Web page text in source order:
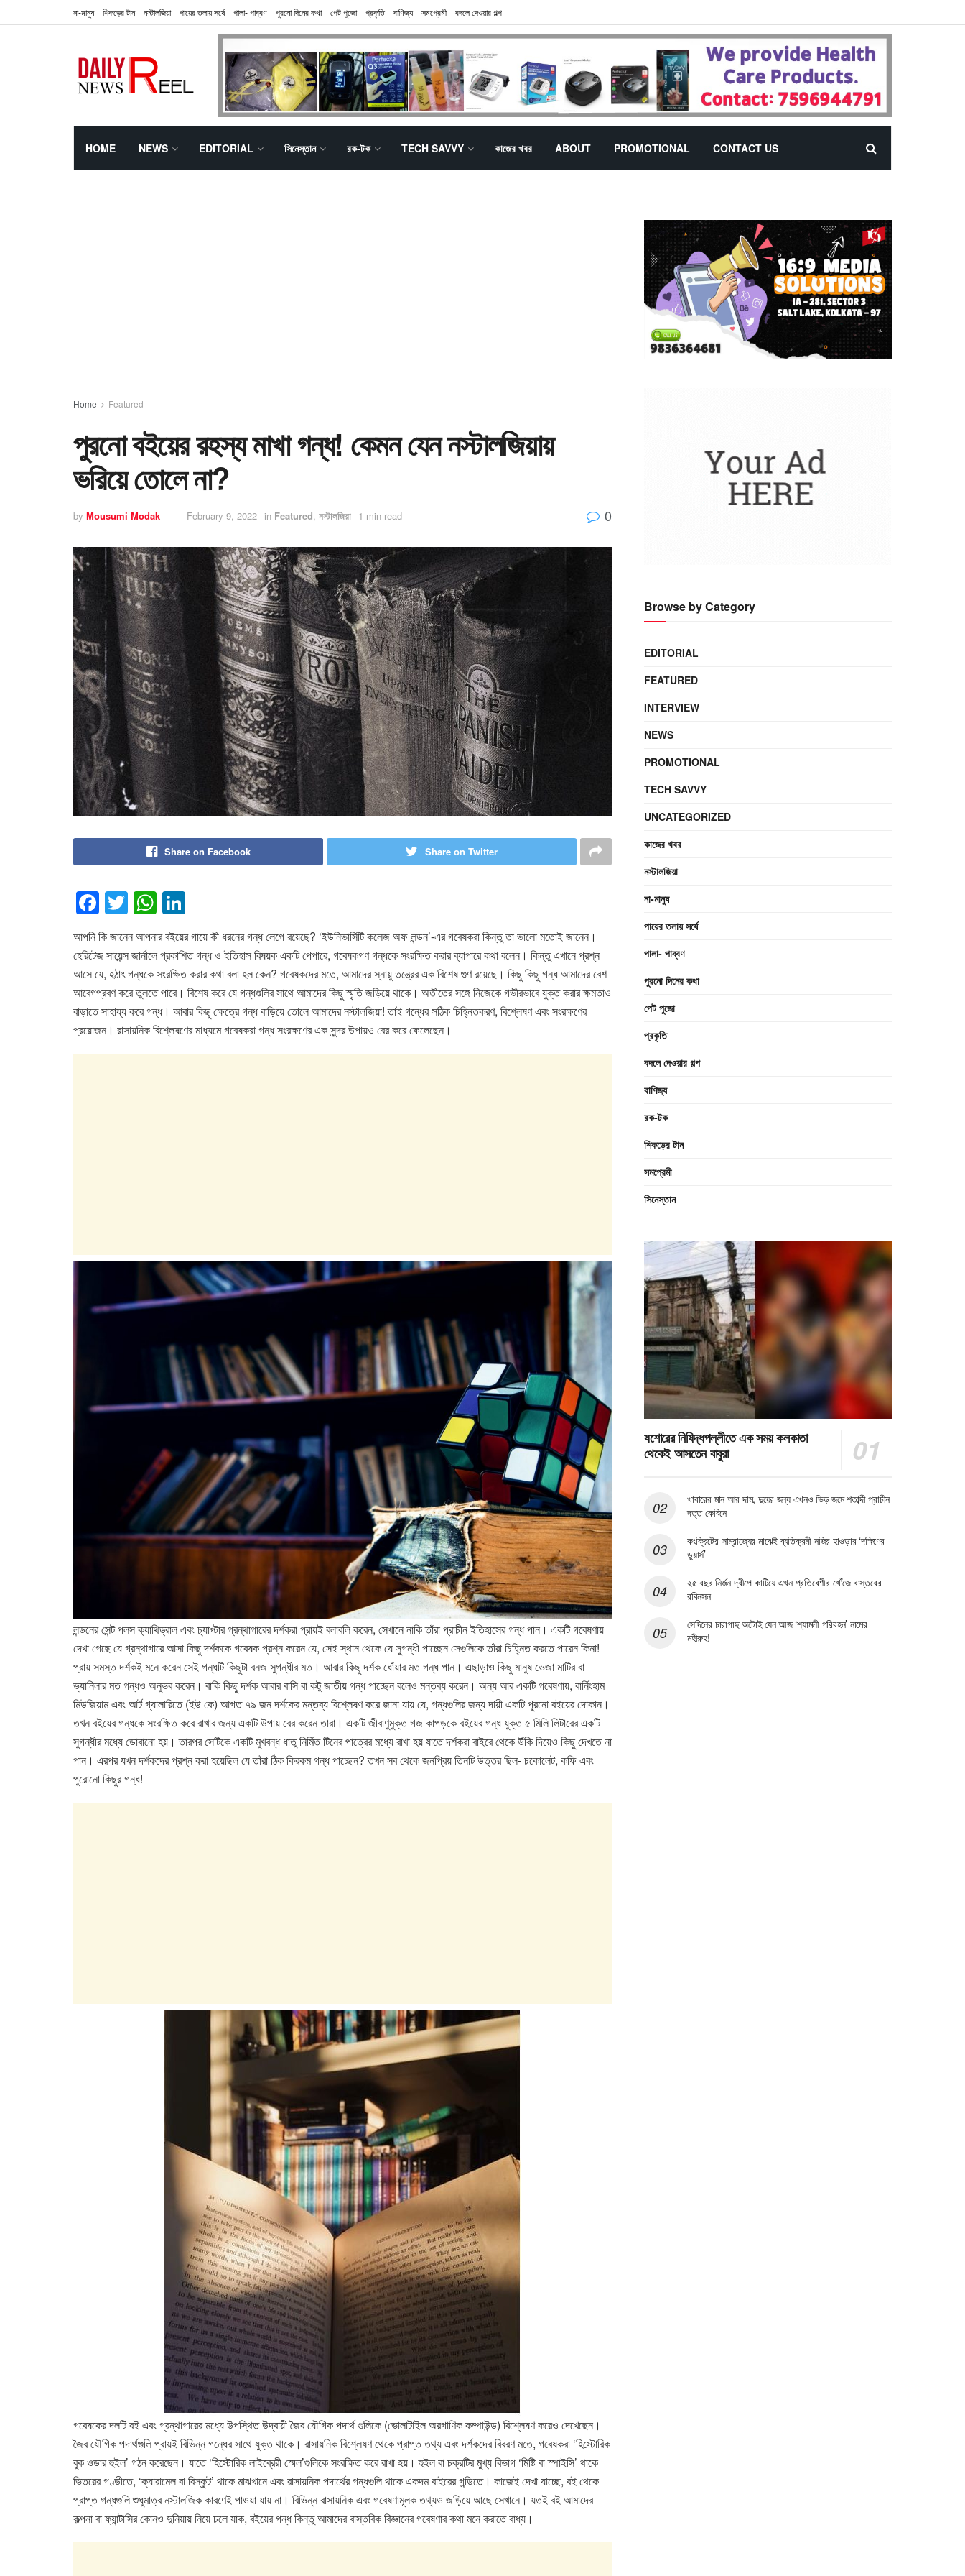
না-মানুষ শিকড়ের টান নস্টালজিয়া পায়ের তলায় সর্ষে পালা- পাব্বণ পুরনো দিনের কথা পেট পুজো প্রকৃতি বাণিজ্য সমপ্রেমী বদলে দেওয়ার গল্প
HOME NEWS EDITORIAL সিনেস্তান রক-টক TECH SAVVY কাজের খবর ABOUT PROMOTIONAL CONTACT US
Home Featured
পুরনো বইয়ের রহস্য মাখা গন্ধ! কেমন যেন নস্টালজিয়ায়
ভরিয়ে তোলে না?
by Mousumi Modak February 9, 2022 in Featured, নস্টালজিয়া 1 min read 0
Share on Facebook Share on Twitter
F
a
c
e
b
o
o
k
T
wi
tt
er
W
h
at
s
A
p
p
n
k
e
dI
n
আপনি কি জানেন আপনার বইয়ের গায়ে কী ধরনের গন্ধ লেগে রয়েছে? ‘ইউনিভার্সিটি কলেজ অফ লন্ডন’-এর গবেষকরা কিন্তু তা ভালো মতোই জানেন।
হেরিটেজ সায়েন্স জার্নালে প্রকাশিত গন্ধ ও ইতিহাস বিষয়ক একটি পেপারে, গবেষকগণ গন্ধকে সংরক্ষিত করার ব্যাপারে কথা বলেন। কিন্তু এখানে প্রশ্ন
আসে যে, হঠাৎ গন্ধকে সংরক্ষিত করার কথা বলা হল কেন? গবেষকদের মতে, আমাদের স্নায়ু তন্ত্রের এক বিশেষ গুণ রয়েছে। কিছু কিছু গন্ধ আমাদের বেশ
আবেগপ্রবণ করে তুলতে পারে। বিশেষ করে যে গন্ধগুলির সাথে আমাদের কিছু স্মৃতি জড়িয়ে থাকে। অতীতের সঙ্গে নিজেকে গভীরভাবে যুক্ত করার ক্ষমতাও
বাড়াতে সাহায্য করে গন্ধ। আবার কিছু ক্ষেত্রে গন্ধ বাড়িয়ে তোলে আমাদের নস্টালজিয়া! তাই গন্ধের সঠিক চিহ্নিতকরণ, বিশ্লেষণ এবং সংরক্ষণের
প্রয়োজন। রাসায়নিক বিশ্লেষণের মাধ্যমে গবেষকরা গন্ধ সংরক্ষণের এক সুন্দর উপায়ও বের করে ফেলেছেন।
লন্ডনের সেন্ট পলস ক্যাথিড্রাল এবং চ্যাপ্টার গ্রন্থাগারের দর্শকরা প্রায়ই বলাবলি করেন, সেখানে নাকি তাঁরা প্রাচীন ইতিহাসের গন্ধ পান। একটি গবেষণায়
দেখা গেছে যে গ্রন্থাগারে আসা কিছু দর্শককে গবেষক প্রশ্ন করেন যে, সেই স্থান থেকে যে সুগন্ধী পাচ্ছেন সেগুলিকে তাঁরা চিহ্নিত করতে পারেন কিনা!
প্রায় সমস্ত দর্শকই মনে করেন সেই গন্ধটি কিছুটা বনজ সুগন্ধীর মত। আবার কিছু দর্শক ধোঁয়ার মত গন্ধ পান। এছাড়াও কিছু মানুষ ভেজা মাটির বা
ভ্যানিলার মত গন্ধও অনুভব করেন। বাকি কিছু দর্শক আবার বাসি বা কটু জাতীয় গন্ধ পাচ্ছেন বলেও মন্তব্য করেন। অন্য আর একটি গবেষণায়, বার্নিংহাম
মিউজিয়াম এবং আর্ট গ্যালারিতে (ইউ কে) আগত ৭৯ জন দর্শকের মন্তব্য বিশ্লেষণ করে জানা যায় যে, গন্ধগুলির জন্য দায়ী একটি পুরনো বইয়ের দোকান।
তখন বইয়ের গন্ধকে সংরক্ষিত করে রাখার জন্য একটি উপায় বের করেন তারা। একটি জীবাণুমুক্ত গজ কাপড়কে বইয়ের গন্ধ যুক্ত ৫ মিলি লিটারের একটি
সুগন্ধীর মধ্যে ডোবানো হয়। তারপর সেটিকে একটি মুখবন্ধ ধাতু নির্মিত টিনের পাত্রের মধ্যে রাখা হয় যাতে দর্শকরা বাইরে থেকে উঁকি দিয়েও কিছু দেখতে না
পান। এরপর যখন দর্শকদের প্রশ্ন করা হয়েছিল যে তাঁরা ঠিক কিরকম গন্ধ পাচ্ছেন? তখন সব থেকে জনপ্রিয় তিনটি উত্তর ছিল- চকোলেট, কফি এবং
পুরোনো কিছুর গন্ধ!
গবেষকের দলটি বই এবং গ্রন্থাগারের মধ্যে উপস্থিত উদ্বায়ী জৈব যৌগিক পদার্থ গুলিকে (ভোলাটাইল অরগাণিক কম্পাউন্ড) বিশ্লেষণ করেও দেখেছেন।
জৈব যৌগিক পদার্থগুলি প্রায়ই বিভিন্ন গন্ধের সাথে যুক্ত থাকে। রাসায়নিক বিশ্লেষণ থেকে প্রাপ্ত তথ্য এবং দর্শকদের বিবরণ মতে, গবেষকরা ‘হিস্টোরিক
বুক ওডার হুইল’ গঠন করেছেন। যাতে ‘হিস্টোরিক লাইব্রেরী স্মেল’গুলিকে সংরক্ষিত করে রাখা হয়। হুইল বা চক্রটির মুখ্য বিভাগ ‘মিষ্টি বা স্পাইসি’ থাকে
ভিতরের গণ্ডীতে, ‘ক্যারামেল বা বিস্কুট’ থাকে মাঝখানে এবং রাসায়নিক পদার্থের গন্ধগুলি থাকে একদম বাইরের গন্ডিতে। কাজেই দেখা যাচ্ছে, বই থেকে
প্রাপ্ত গন্ধগুলি শুধুমাত্র নস্টালজিক কারণেই পাওয়া যায় না। বিভিন্ন রাসায়নিক এবং গবেষণামূলক তথ্যও জড়িয়ে আছে সেখানে। যতই বই আমাদের
কল্পনা বা ফ্যান্টাসির কোনও দুনিয়ায় নিয়ে চলে যাক, বইয়ের গন্ধ কিন্তু আমাদের বাস্তবিক বিজ্ঞানের গবেষণার কথা মনে করাতে বাধ্য।
Browse by Category
EDITORIAL
FEATURED
INTERVIEW
NEWS
PROMOTIONAL
TECH SAVVY
UNCATEGORIZED
কাজের খবর
নস্টালজিয়া
না-মানুষ
পায়ের তলায় সর্ষে
পালা- পাব্বণ
পুরনো দিনের কথা
পেট পুজো
প্রকৃতি
বদলে দেওয়ার গল্প
বাণিজ্য
রক-টক
শিকড়ের টান
সমপ্রেমী
সিনেস্তান
যশোরের নিষিদ্ধপল্লীতে এক সময় কলকাতা
থেকেই আসতেন বাবুরা
খাবারের মান আর দাম, দুয়ের জন্য এখনও ভিড় জমে শতাব্দী প্রাচীন
দত্ত কেবিনে
কংক্রিটের সাম্রাজ্যের মাঝেই ব্যতিক্রমী নজির হাওড়ার ‘দক্ষিণের
ডুয়ার্স’
২৫ বছর নির্জন দ্বীপে কাটিয়ে এখন প্রতিবেশীর খোঁজে বাস্তবের
রবিনসন
সেদিনের চারাগাছ অটোই যেন আজ ‘শ্যামলী পরিবহন’ নামের
মহীরুহ!